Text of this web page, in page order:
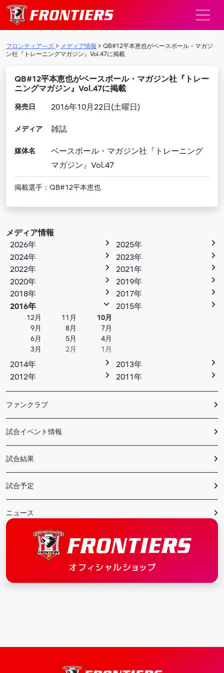
メインナビゲーション
フロンティア―ズ > メディア情報 > QB#12平本恵也がベースボール・マガジ
ン社『トレーニングマガジン』Vol.47に掲載
QB#12平本恵也がベースボール・マガジン社『トレー
ニングマガジン』Vol.47に掲載
発売日 2016年10月22日(土曜日)
メディア 雑誌
媒体名
ベースボール・マガジン社『トレーニング
マガジン』Vol.47
掲載選手：QB#12平本恵也
メディア情報
2026年
2025年
2024年
2023年
2022年
2021年
2020年
2019年
2018年
2017年
2016年
12月 11月
10月
9月
8月
7月
6月
5月
4月
3月
2月 1月
2015年
2014年
2013年
2012年
2011年
ファンクラブ
試合イベント情報
試合結果
試合予定
ニュース